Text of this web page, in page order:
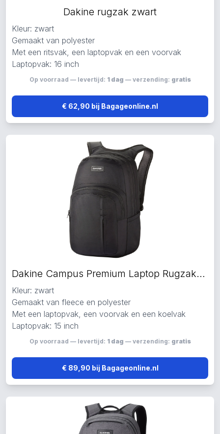
Dakine rugzak zwart
Kleur: zwart
Gemaakt van polyester
Met een ritsvak, een laptopvak en een voorvak
Laptopvak: 16 inch
Op voorraad — levertijd: 1 dag — verzending: gratis
€ 62,90 bij Bagageonline.nl
Dakine Campus Premium Laptop Rugzakken zwart
Kleur: zwart
Gemaakt van fleece en polyester
Met een laptopvak, een voorvak en een koelvak
Laptopvak: 15 inch
Op voorraad — levertijd: 1 dag — verzending: gratis
€ 89,90 bij Bagageonline.nl